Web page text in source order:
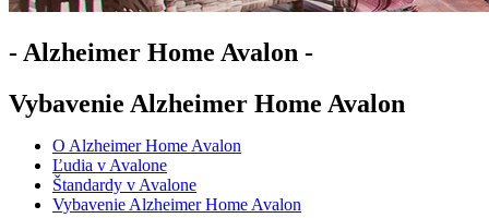
- Alzheimer Home Avalon -
Vybavenie Alzheimer Home Avalon
O Alzheimer Home Avalon
Ľudia v Avalone
Štandardy v Avalone
Vybavenie Alzheimer Home Avalon